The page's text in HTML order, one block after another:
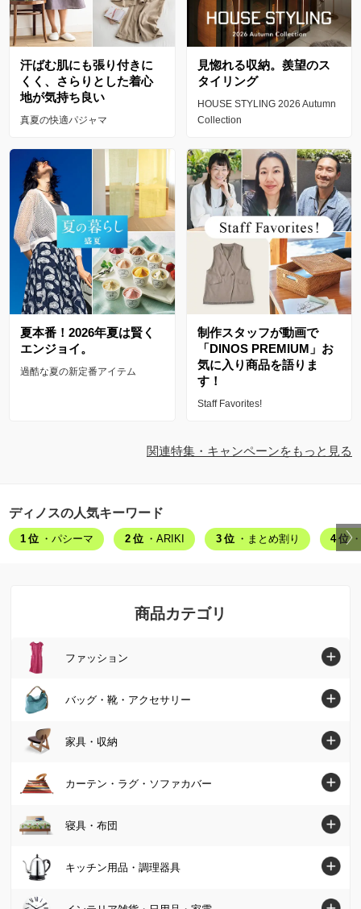
汗ばむ肌にも張り付きに
くく、さらりとした着心
地が気持ち良い
真夏の快適パジャマ
見惚れる収納。羨望のス
タイリング
HOUSE STYLING 2026 Autumn
Collection
夏本番！2026年夏は賢く
エンジョイ。
過酷な夏の新定番アイテム
制作スタッフが動画で
「DINOS PREMIUM」お
気に入り商品を語りま
す！
Staff Favorites!
関連特集・キャンペーンをもっと見る
ディノスの人気キーワード
1位 ・パシーマ 2位 ・ARIKI 3位 ・まとめ割り 4位
商品カテゴリ
ファッション
ファッショントップへ
シャツ・ブラウス
チュニック
ワンピース
パンツ
スカート
バッグ・靴・アクセサリー
バッグ・靴・アクセサリートップへ
バッグ
ブーツ
スニーカー・コンフォートシューズ
ジュエリー・アクセサリー
家具・収納
家具・収納トップへ
テーブル
カーテン・ラグ・ソファカバー
カーテン・ラグ・ソファカバートップへ
カーテン
寝具・布団
寝具・布団トップへ
マットレス
キッチン用品・調理器具
キッチン用品・調理器具トップへ